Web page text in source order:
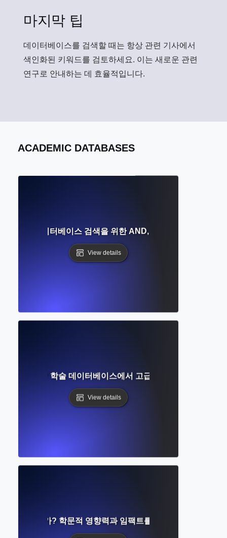
마지막 팁
데이터베이스를 검색할 때는 항상 관련 기사에서
색인화된 키워드를 검토하세요. 이는 새로운 관련
연구로 안내하는 데 효율적입니다.
ACADEMIC DATABASES
가요? 데이터베이스 검색을 위한 AND, OR, NOT에 대한 완
View details
무엇인가? 학술 데이터베이스에서 고급 검색 도구 마스터하
View details
란 무엇인가? 학문적 영향력과 임팩트를 추적하기 위한 도구